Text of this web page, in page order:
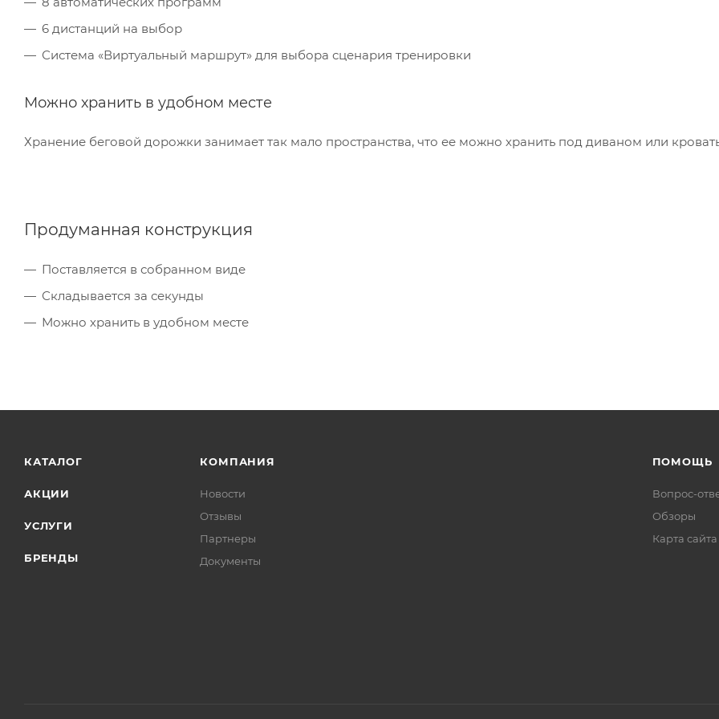
6 дистанций на выбор
Система «Виртуальный маршрут» для выбора сценария тренировки
Можно хранить в удобном месте
Хранение беговой дорожки занимает так мало пространства, что ее можно хранить под диваном или
Продуманная конструкция
Поставляется в собранном виде
Складывается за секунды
Можно хранить в удобном месте
КАТАЛОГ
АКЦИИ
УСЛУГИ
БРЕНДЫ
КОМПАНИЯ
Новости
Отзывы
Партнеры
Документы
ПОМОЩЬ
Вопрос-
Обзоры
Карта сайта